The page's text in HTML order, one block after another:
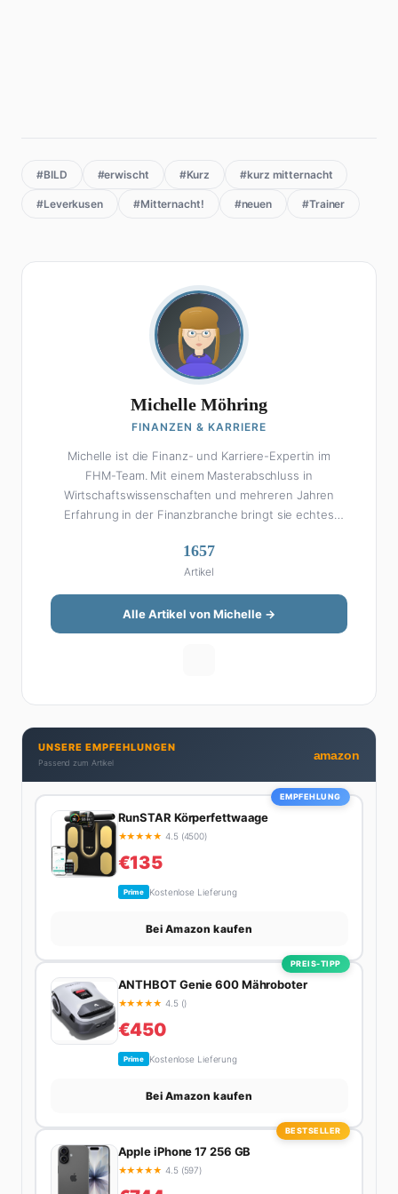
#BILD #erwischt #Kurz #kurz mitternacht
#Leverkusen #Mitternacht! #neuen #Trainer
Michelle Möhring
FINANZEN & KARRIERE
Michelle ist die Finanz- und Karriere-Expertin im
FHM-Team. Mit einem Masterabschluss in
Wirtschaftswissenschaften und mehreren Jahren
Erfahrung in der Finanzbranche bringt sie echtes
Michelle klingt Altersvorsorge nicht wie eine
Steuererklärung. Ihre Stärke liegt darin, komplexe
Finanzthemen so aufzubereiten, dass sie jeder
versteht – ohne Fachchinesisch, dafür mit konkreten
Tipps zum Umsetzen. Von ETF-Strategien über
Privatleben unter einen Hut bekommt. Privat ist sie
bekennende Kaffee-Süchtige (3+ Tassen am Tag,
Minimum), Podcast-Hörerin und verbringt ihre
Wochenenden am liebsten in der Natur oder auf dem
1657
Artikel
Alle Artikel von Michelle →
UNSERE EMPFEHLUNGEN
Passend zum Artikel
amazon
EMPFEHLUNG
RunSTAR Körperfettwaage
★★★★★ 4.5 (4500)
€135
Prime Kostenlose Lieferung
Bei Amazon kaufen
PREIS-TIPP
ANTHBOT Genie 600 Mähroboter
★★★★★ 4.5 ()
€450
Prime Kostenlose Lieferung
Bei Amazon kaufen
BESTSELLER
Apple iPhone 17 256 GB
★★★★★ 4.5 (597)